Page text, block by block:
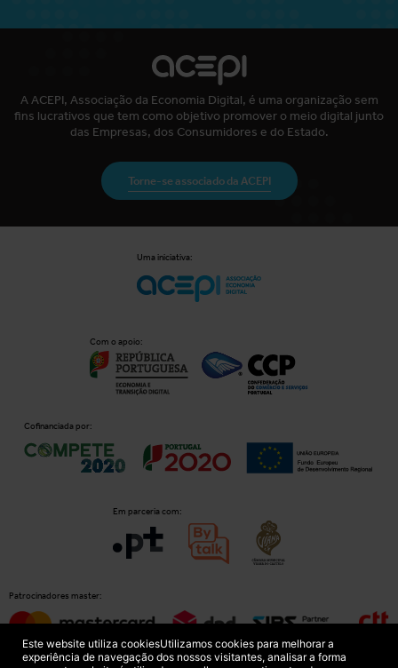
A ACEPI, Associação da Economia Digital, é uma organização sem
fins lucrativos que tem como objetivo promover o meio digital junto
das Empresas, dos Consumidores e do Estado.
Torne-se associado da ACEPI
Uma iniciativa:
Com o apoio:
Cofinanciada por:
Em parceria com:
Patrocinadores master:
Este website utiliza cookiesUtilizamos cookies para melhorar a
experiência de navegação dos nossos visitantes, analisar a forma